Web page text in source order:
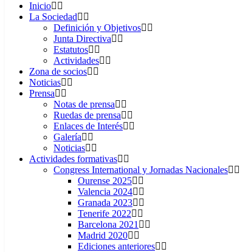
Inicio
La Sociedad
Definición y Objetivos
Junta Directiva
Estatutos
Actividades
Zona de socios
Noticias
Prensa
Notas de prensa
Ruedas de prensa
Enlaces de Interés
Galería
Noticias
Actividades formativas
Congress International y Jornadas Nacionales
Ourense 2025
Valencia 2024
Granada 2023
Tenerife 2022
Barcelona 2021
Madrid 2020
Ediciones anteriores